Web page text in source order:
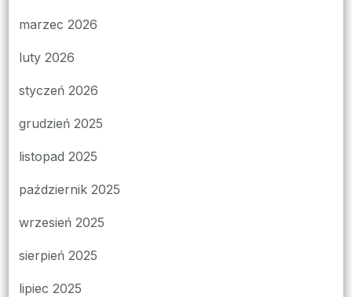
marzec 2026
luty 2026
styczeń 2026
grudzień 2025
listopad 2025
październik 2025
wrzesień 2025
sierpień 2025
lipiec 2025